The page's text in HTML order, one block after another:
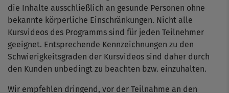
die Inhalte ausschließlich an gesunde Personen ohne
bekannte körperliche Einschränkungen. Nicht alle
Kursvideos des Programms sind für jeden Teilnehmer
geeignet. Entsprechende Kennzeichnungen zu den
Schwierigkeitsgraden der Kursvideos sind daher durch
den Kunden unbedingt zu beachten bzw. einzuhalten.
Wir empfehlen dringend, vor der Teilnahme an den